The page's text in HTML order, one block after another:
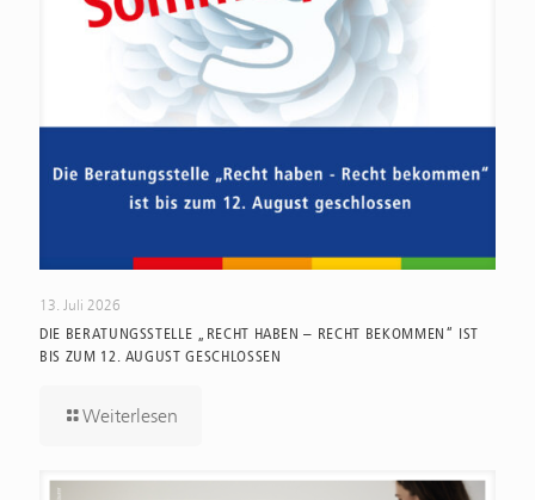
13. Juli 2026
DIE BERATUNGSSTELLE „RECHT HABEN – RECHT BEKOMMEN“ IST
BIS ZUM 12. AUGUST GESCHLOSSEN
Weiterlesen